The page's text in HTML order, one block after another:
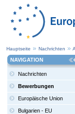
Hauptseite Nachrichten
NAVIGATION
Nachrichten
Bewerbungen
Europäische Union
Bulgarien - EU